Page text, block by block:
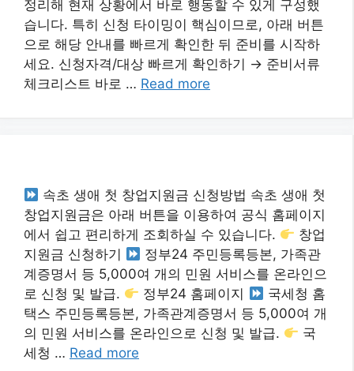
정리해 현재 상황에서 바로 행동할 수 있게 구성했
습니다. 특히 신청 타이밍이 핵심이므로, 아래 버튼
으로 해당 안내를 빠르게 확인한 뒤 준비를 시작하
세요. 신청자격/대상 빠르게 확인하기 → 준비서류
체크리스트 바로 … Read more
속초 생애 첫 창업지원금 신청방법 속초 생애 첫
창업지원금은 아래 버튼을 이용하여 공식 홈페이지
에서 쉽고 편리하게 조회하실 수 있습니다.
창업
지원금 신청하기
정부24 주민등록등본, 가족관
계증명서 등 5,000여 개의 민원 서비스를 온라인으
로 신청 및 발급.
정부24 홈페이지
국세청 홈
택스 주민등록등본, 가족관계증명서 등 5,000여 개
의 민원 서비스를 온라인으로 신청 및 발급.
국
세청 … Read more